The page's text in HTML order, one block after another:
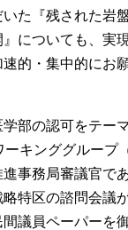
た『残された岩
についても、実
的・集中的にお
部の認可をテー
ーキンググループ
事務局審議官で
特区の諮問会議
議員ペーパーを